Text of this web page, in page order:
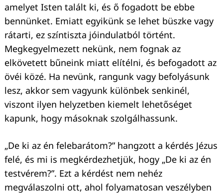
amelyet Isten talált ki, és ő fogadott be ebbe
bennünket. Emiatt egyikünk se lehet büszke vagy
rátarti, ez színtiszta jóindulatból történt.
Megkegyelmezett nekünk, nem fognak az
elkövetett bűneink miatt elítélni, és befogadott az
övéi közé. Ha nevünk, rangunk vagy befolyásunk
lesz, akkor sem vagyunk különbek senkinél,
viszont ilyen helyzetben kiemelt lehetőséget
kapunk, hogy másoknak szolgálhassunk.
„De ki az én felebarátom?” hangzott a kérdés Jézus
felé, és mi is megkérdezhetjük, hogy „De ki az én
testvérem?”. Ezt a kérdést nem nehéz
megválaszolni ott, ahol folyamatosan veszélyben